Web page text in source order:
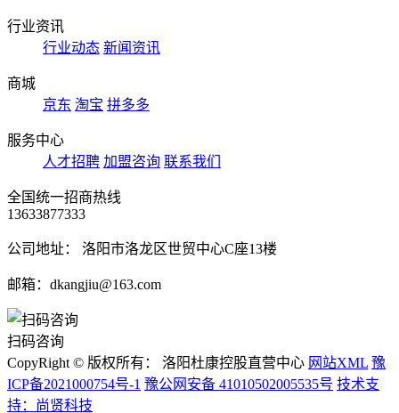
行业资讯
行业动态 新闻资讯
商城
京东 淘宝 拼多多
服务中心
人才招聘 加盟咨询 联系我们
全国统一招商热线
13633877333
公司地址： 洛阳市洛龙区世贸中心C座13楼
邮箱：dkangjiu@163.com
扫码咨询
CopyRight © 版权所有： 洛阳杜康控股直营中心 网站XML 豫
ICP备2021000754号-1 豫公网安备 41010502005535号 技术支
持：尚贤科技